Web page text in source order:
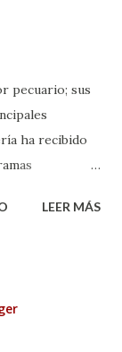
pecuario; sus
ha recibido
la
productores
LEER MÁS